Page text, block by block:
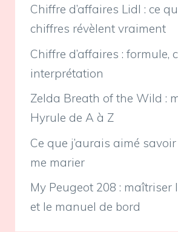
Chiffre d’affaires Lidl : ce
chiffres révèlent vraiment
Chiffre d’affaires : formule,
interprétation
Zelda Breath of the Wild :
Hyrule de A à Z
Ce que j’aurais aimé
me marier
My Peugeot 208 : maîtriser
et le manuel de bord